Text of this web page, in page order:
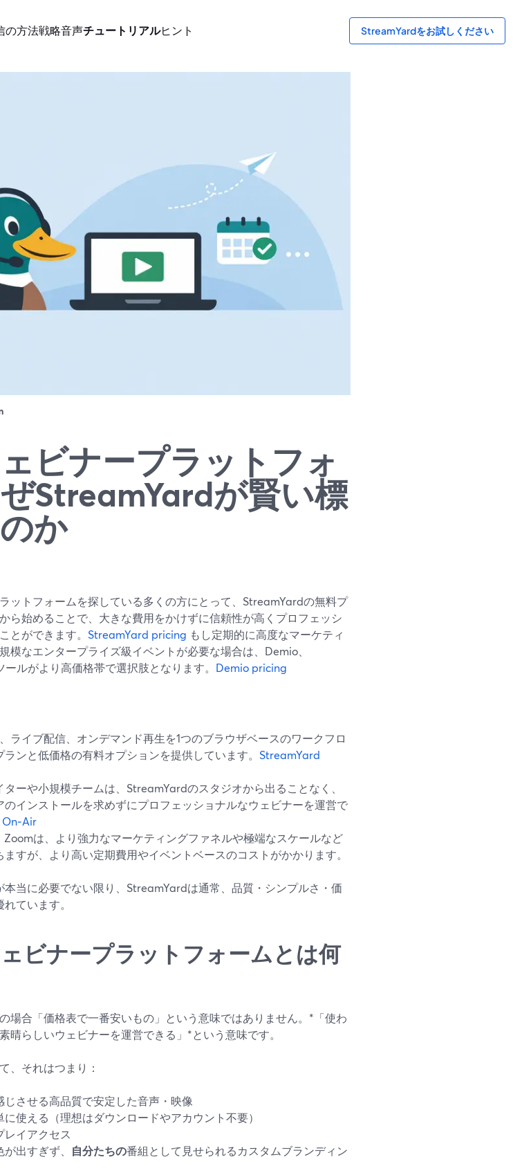
の方法戦略音声チュートリアルヒント StreamYardをお試しください
ビナープラットフォ
StreamYardが賢い標
か
ットフォームを探している多くの方にとって、StreamYardの無料プ
ら始めることで、大きな費用をかけずに信頼性が高くプロフェッシ
とができます。 StreamYard pricing もし定期的に高度なマーケティ
模なエンタープライズ級イベントが必要な場合は、Demio、
ルがより高価格帯で選択肢となります。 Demio pricing
ライブ配信、オンデマンド再生を1つのブラウザベースのワークフロ
ンと低価格の有料オプションを提供しています。 StreamYard
ーや小規模チームは、StreamYardのスタジオから出ることなく、
インストールを求めずにプロフェッショナルなウェビナーを運営で
は、より強力なマーケティングファネルや極端なスケールなど
すが、より高い定期費用やイベントベースのコストがかかります。
本当に必要でない限り、StreamYardは通常、品質・シンプルさ・価
ています。
ェビナープラットフォームとは何
場合「価格表で一番安いもの」という意味ではありません。*「使わ
晴らしいウェビナーを運営できる」*という意味です。
、それはつまり：
させる高品質で安定した音声・映像
使える（理想はダウンロードやアカウント不要）
レイアクセス
出すぎず、 自分たちの番組として見せられるカスタムブランディン